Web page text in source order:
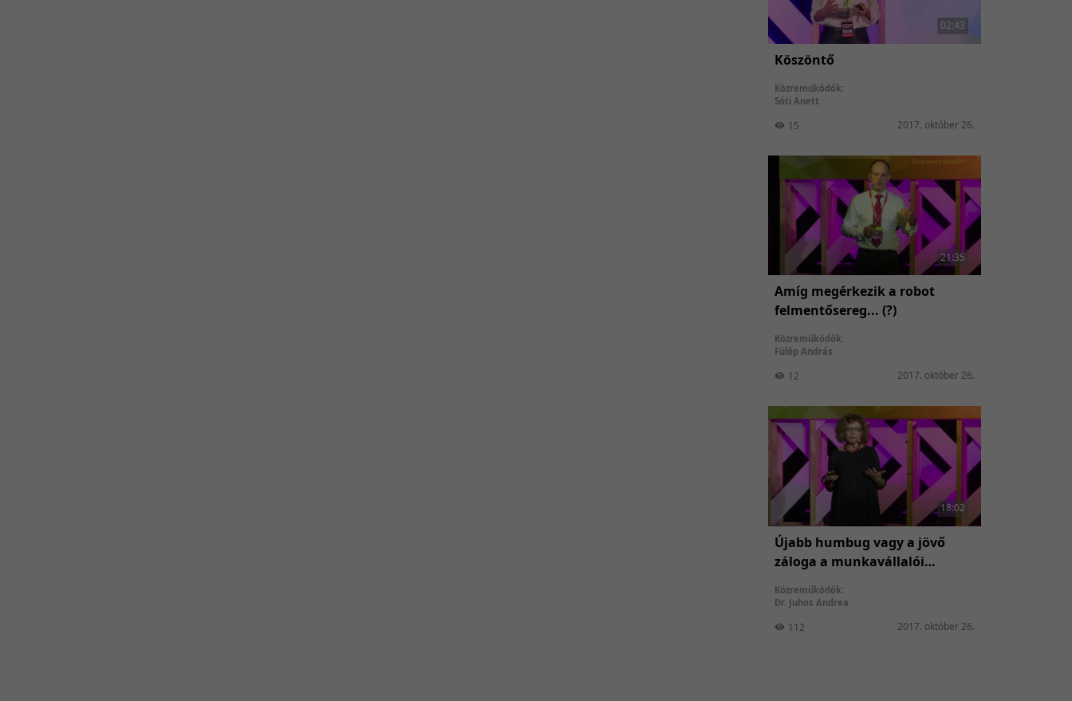
02:43
Köszöntő
Közreműködők:
Sóti Anett
15 2017. október 26.
21:35
Amíg megérkezik a robot
felmentősereg... (?)
Közreműködők:
Fülöp András
12 2017. október 26.
18:02
Újabb humbug vagy a jövő
záloga a munkavállalói
Közreműködők:
Dr. Juhos Andrea
112 2017. október 26.